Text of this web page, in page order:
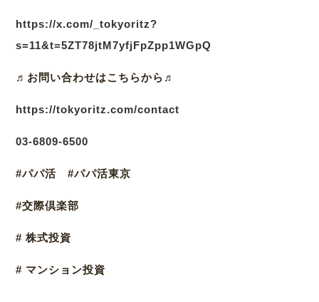
https://x.com/_tokyoritz?
s=11&t=5ZT78jtM7yfjFpZpp1WGpQ
♬ お問い合わせはこちらから♬
https://tokyoritz.com/contact
03-6809-6500
#パパ活 #パパ活東京
#交際倶楽部
# 株式投資
# マンション投資